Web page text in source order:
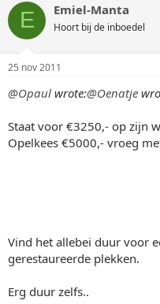
E Emiel-Manta
Hoort bij de inboedel
25 nov 2011
@Opaul wrote:@Oenatje
Staat voor €3250,- op zijn
Opelkees €5000,- vroeg
Vind het allebei duur voor
gerestaureerde plekken.
Erg duur zelfs..